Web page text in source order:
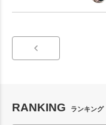
RANKING ランキング